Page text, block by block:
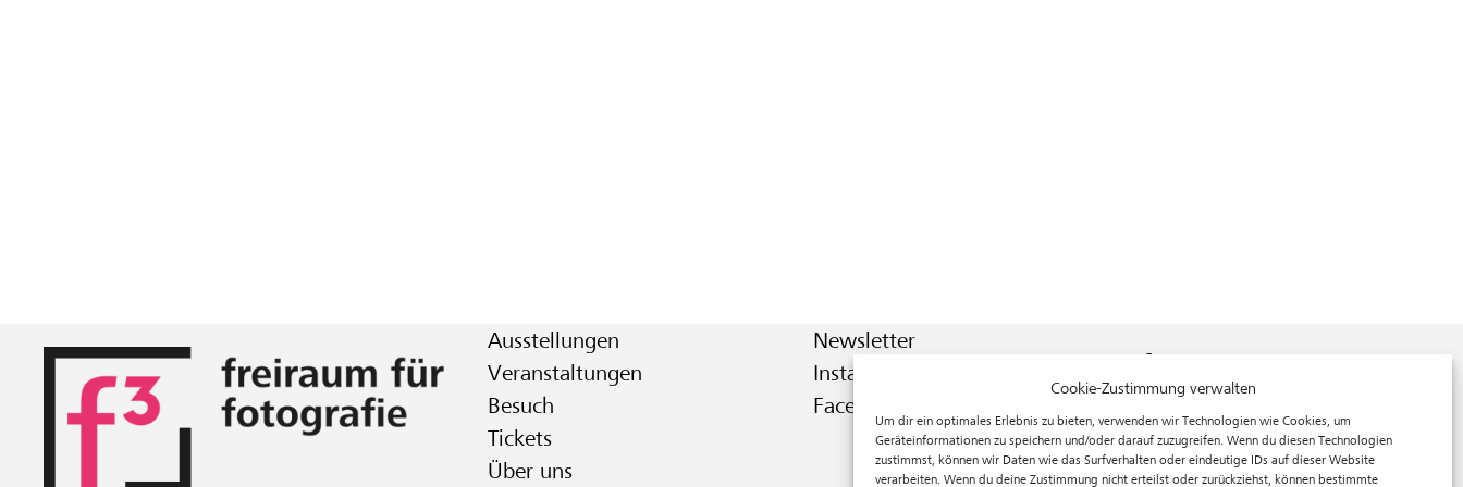
Cookie-Zustimmung verwalten
Um dir ein optimales Erlebnis zu bieten, verwenden wir Technologien wie Cookies, um
Geräteinformationen zu speichern und/oder darauf zuzugreifen. Wenn du diesen Technologien
zustimmst, können wir Daten wie das Surfverhalten oder eindeutige IDs auf dieser Website
verarbeiten. Wenn du deine Zustimmung nicht erteilst oder zurückziehst, können bestimmte
Ausstellungen
Veranstaltungen
Besuch
Tickets
Über uns
Newsletter
Instagram
Facebook
f³ – freiraum für fotografie
Prinzessinnenstraße 30
10969 Berlin
Telefon: +49 30 63961119